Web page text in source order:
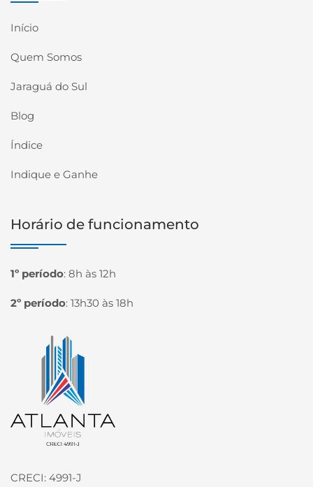
Início
Quem Somos
Jaraguá do Sul
Blog
Índice
Indique e Ganhe
Horário de funcionamento
1º período: 8h às 12h
2º período: 13h30 às 18h
Página inicial
CRECI: 4991-J